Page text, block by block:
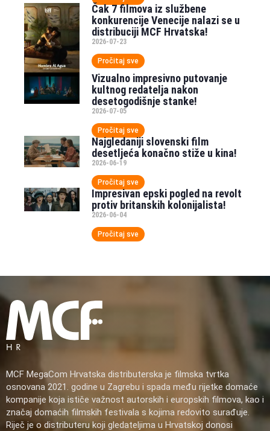
Čak 7 filmova iz službene
konkurencije Venecije nalazi se u
distribuciji MCF Hrvatska!
2026-07-23
Pročitaj sve
Vizualno impresivno putovanje
kultnog redatelja nakon
desetogodišnje stanke!
2026-07-05
Pročitaj sve
Najgledaniji slovenski film
desetljeća konačno stiže u kina!
2026-06-19
Pročitaj sve
Impresivan epski pogled na revolt
protiv britanskih kolonijalista!
2026-06-04
Pročitaj sve
MCF MegaCom Hrvatska distributerska je filmska tvrtka
osnovana 2021. godine u Zagrebu i spada među rijetke domaće
kompanije koja ističe važnost autorskih i europskih filmova, kao i
značaj domaćih filmskih festivala s kojima redovito surađuje.
Riječ je o distributeru koji gledateljima u Hrvatskoj donosi